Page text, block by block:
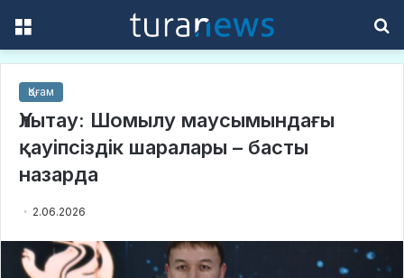
Қоғам
Үлытау: Шомылу маусымындағы
қауіпсіздік шаралары – басты
назарда
2.06.2026